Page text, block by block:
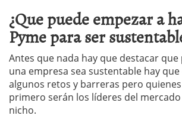
¿Que puede empezar a
Pyme para ser
Antes que nada hay que destacar
una empresa sea sustentable hay
algunos retos y barreras pero
primero serán los líderes del
nicho.